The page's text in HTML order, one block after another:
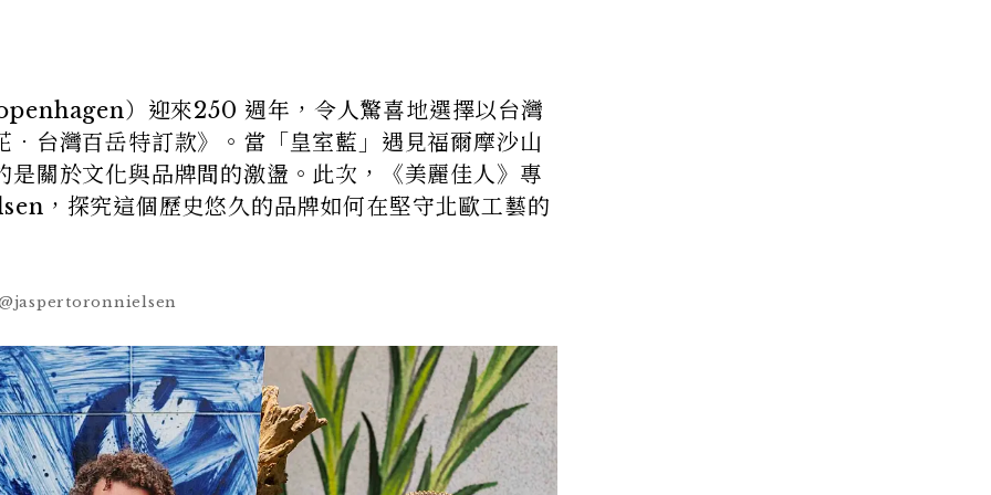
）迎來250 週年，令人驚喜地選擇以台灣
台灣百岳特訂款》。當「皇室藍」遇見福爾摩沙山
關於文化與品牌間的激盪。此次，《美麗佳人》專
，探究這個歷史悠久的品牌如何在堅守北歐工藝的
@jaspertoronnielsen